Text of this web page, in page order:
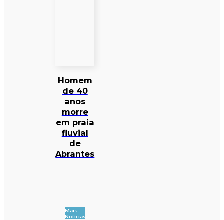
Homem
de 40
anos
morre
em praia
fluvial
de
Abrantes
Mais
Notícias